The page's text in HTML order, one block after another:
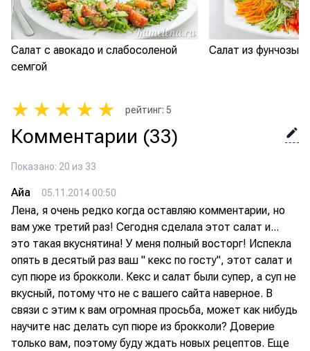
Салат с авокадо и слабосоленой
семгой
Салат из фунчозы
★ ★ ★ ★ ★ рейтинг: 5
Комментарии (33)
Показано: 20 из 33
Айа 05.11.2014 00:50
Лена, я очень редко когда оставляю комментарии, но
вам уже третий раз! Сегодня сделала этот салат и...
это такая вкуснятина! У меня полный восторг! Испекла
опять в десятый раз ваш " кекс по госту", этот салат и
суп пюре из брокколи. Кекс и салат были супер, а суп не
вкусный, потому что не с вашего сайта наверное. В
связи с этим к вам огромная просьба, может как нибудь
научите нас делать суп пюре из брокколи? Доверие
только вам, поэтому буду ждать новых рецептов. Еще